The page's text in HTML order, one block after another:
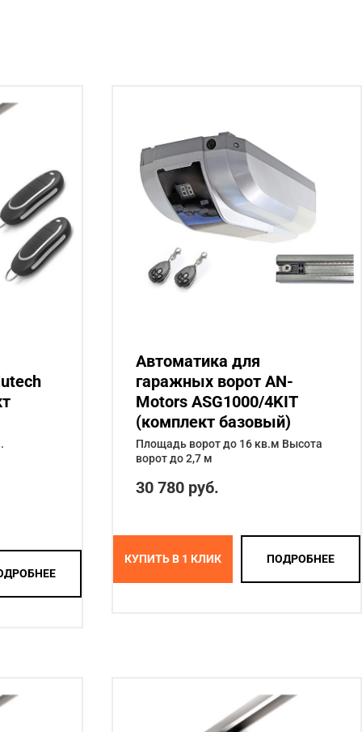
Автоматика для
гаражных ворот AN-
Motors ASG1000/4KIT
(комплект базовый)
Площадь ворот до 16 кв.м Высота
ворот до 2,7 м
30 780 руб.
КУПИТЬ В 1 КЛИК ПОДРОБНЕЕ